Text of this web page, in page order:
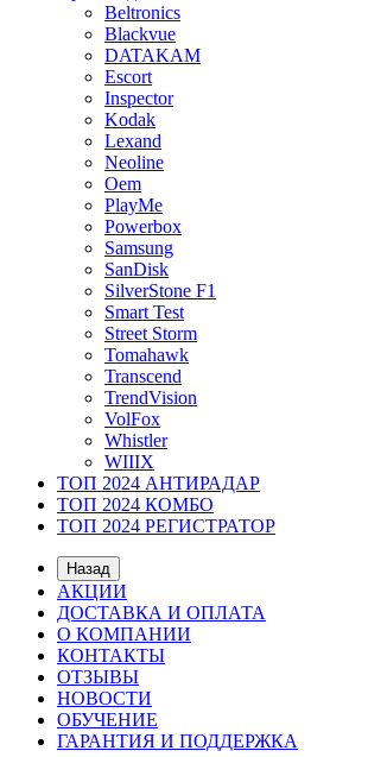
Beltronics
Blackvue
DATAKAM
Escort
Inspector
Kodak
Lexand
Neoline
Oem
PlayMe
Powerbox
Samsung
SanDisk
SilverStone F1
Smart Test
Street Storm
Tomahawk
Transcend
TrendVision
VolFox
Whistler
WIIIX
ТОП 2024 АНТИРАДАР
ТОП 2024 КОМБО
ТОП 2024 РЕГИСТРАТОР
Назад
АКЦИИ
ДОСТАВКА И ОПЛАТА
О КОМПАНИИ
КОНТАКТЫ
ОТЗЫВЫ
НОВОСТИ
ОБУЧЕНИЕ
ГАРАНТИЯ И ПОДДЕРЖКА